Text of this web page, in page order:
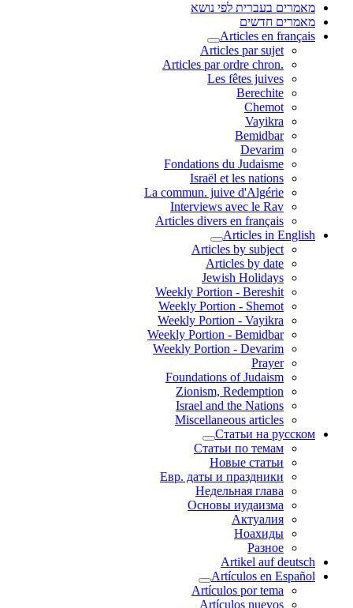
מאמרים בעברית לפי נושא
מאמרים חדשים
Articles en français
Articles par sujet
.Articles par ordre chron
Les fêtes juives
Berechite
Chemot
Vayikra
Bemidbar
Devarim
Fondations du Judaisme
Israël et les nations
La commun. juive d'Algérie
Interviews avec le Rav
Articles divers en français
Articles in English
Articles by subject
Articles by date
Jewish Holidays
Weekly Portion - Bereshit
Weekly Portion - Shemot
Weekly Portion - Vayikra
Weekly Portion - Bemidbar
Weekly Portion - Devarim
Prayer
Foundations of Judaism
Zionism, Redemption
Israel and the Nations
Miscellaneous articles
Статьи на русском
Статьи по темам
Новые статьи
Евр. даты и праздники
Недельная глава
Основы иудаизма
Актуалия
Ноахиды
Разное
Artikel auf deutsch
Artículos en Español
Artículos por tema
Artículos nuevos